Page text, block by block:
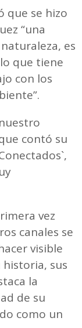
que se hizo
“una
es
que tiene
con los
contó su
vez
canales se
visible
historia, sus
la
de su
como un